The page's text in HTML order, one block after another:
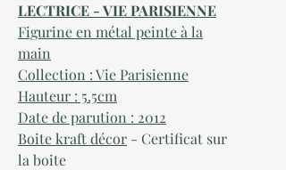
LECTRICE - VIE PARISIENNE
Figurine en métal peinte à la
main
Collection : Vie Parisienne
Hauteur : 5.5cm
Date de parution : 2012
Boite kraft décor - Certificat sur
la boite